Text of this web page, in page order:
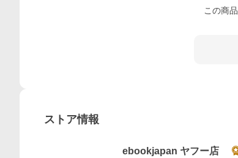
この商品
ストア情報
ebookjapan ヤフー店